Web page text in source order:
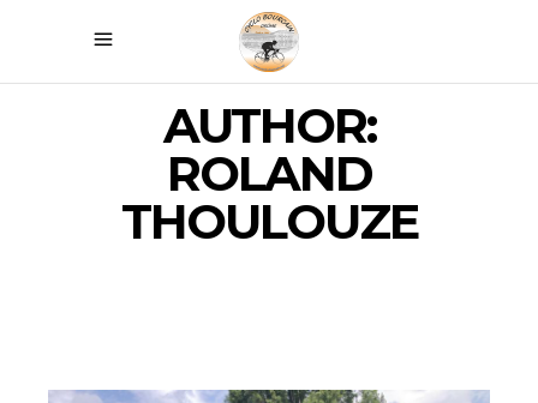
AUTHOR:
ROLAND
THOULOUZE